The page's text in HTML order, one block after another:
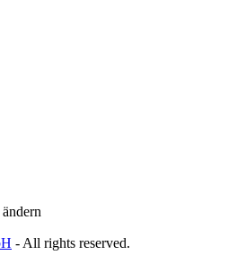
- All rights reserved.